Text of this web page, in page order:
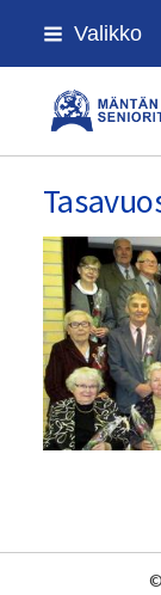
Siirry
sivun
Valikko
©